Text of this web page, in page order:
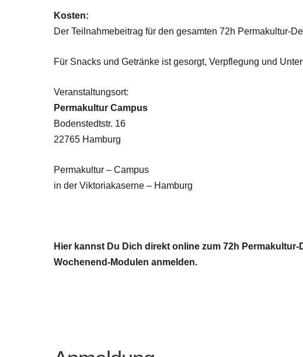
Kosten:
Der Teilnahmebeitrag für den gesamten 72h Permakultur-
Für Snacks und Getränke ist gesorgt, Verpflegung und
Veranstaltungsort:
Permakultur Campus
Bodenstedtstr. 16
22765 Hamburg
Permakultur – Campus
in der Viktoriakaserne – Hamburg
Hier kannst Du Dich direkt online zum 72h
Wochenend-Modulen anmelden.